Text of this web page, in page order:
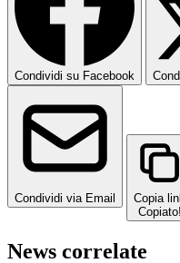
Condividi su Facebook
Condividi via Email
Copia
Copiato!
News correlate